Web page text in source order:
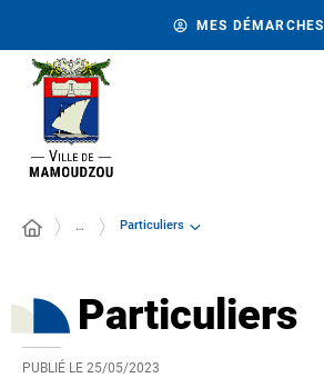
MES DÉMARCHES
… Particuliers
Particuliers
PUBLIÉ LE 25/05/2023